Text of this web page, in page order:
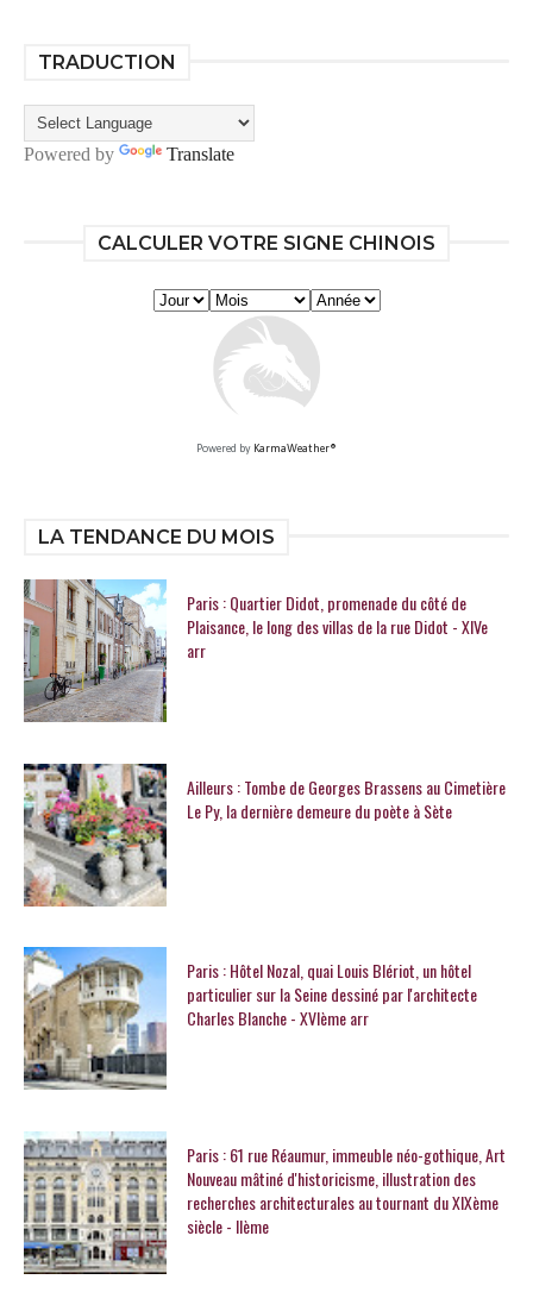
TRADUCTION
Powered by Translate
CALCULER VOTRE SIGNE CHINOIS
Powered by KarmaWeather®
LA TENDANCE DU MOIS
Paris : Quartier Didot, promenade du côté de
Plaisance, le long des villas de la rue Didot - XIVe
arr
Ailleurs : Tombe de Georges Brassens au Cimetière
Le Py, la dernière demeure du poète à Sète
Paris : Hôtel Nozal, quai Louis Blériot, un hôtel
particulier sur la Seine dessiné par l'architecte
Charles Blanche - XVIème arr
Paris : 61 rue Réaumur, immeuble néo-gothique, Art
Nouveau mâtiné d'historicisme, illustration des
recherches architecturales au tournant du XIXème
siècle - IIème